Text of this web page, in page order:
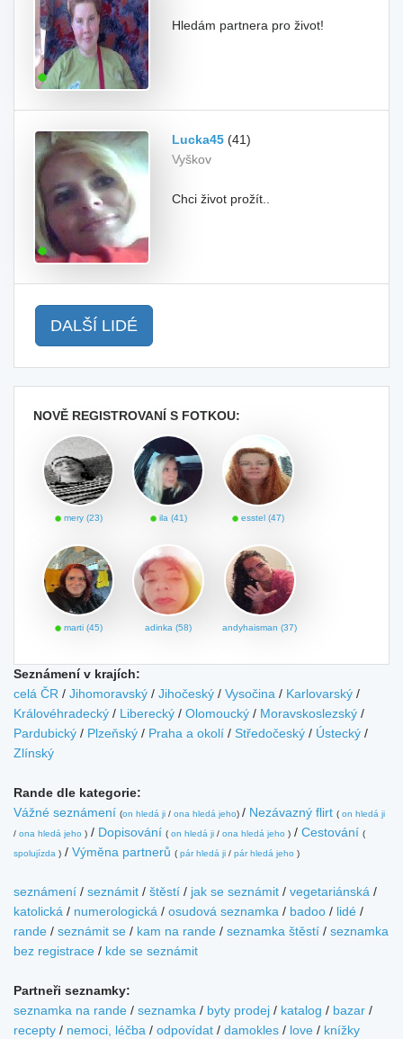
Hledám partnera pro život!
Lucka45 (41)
Vyškov
Chci život prožít..
DALŠÍ LIDÉ
NOVĚ REGISTROVANÍ S FOTKOU:
mery (23) ila (41) esstel (47)
marti (45) adinka (58) andyhaisman (37)
Seznámení v krajích:
celá ČR / Jihomoravský / Jihočeský / Vysočina / Karlovarský /
Královéhradecký / Liberecký / Olomoucký / Moravskoslezský /
Pardubický / Plzeňský / Praha a okolí / Středočeský / Ústecký /
Zlínský
Rande dle kategorie:
Vážné seznámení (on hledá ji / ona hledá jeho) / Nezávazný flirt ( on hledá ji
/ ona hledá jeho ) / Dopisování ( on hledá ji / ona hledá jeho ) / Cestování (
spolujízda ) / Výměna partnerů ( pár hledá ji / pár hledá jeho )
seznámení / seznámit / štěstí / jak se seznámit / vegetariánská /
katolická / numerologická / osudová seznamka / badoo / lidé /
rande / seznámit se / kam na rande / seznamka štěstí / seznamka
bez registrace / kde se seznámit
Partneři seznamky:
seznamka na rande / seznamka / byty prodej / katalog / bazar /
recepty / nemoci, léčba / odpovídat / damokles / love / knížky